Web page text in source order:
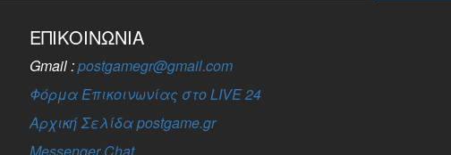
ΕΠΙΚΟΙΝΩΝΊΑ
Gmail :postgamegr@gmail.com
Φόρμα Επικοινωνίας στο LIVE 24
Αρχική Σελίδα postgame.gr
Messenger Chat